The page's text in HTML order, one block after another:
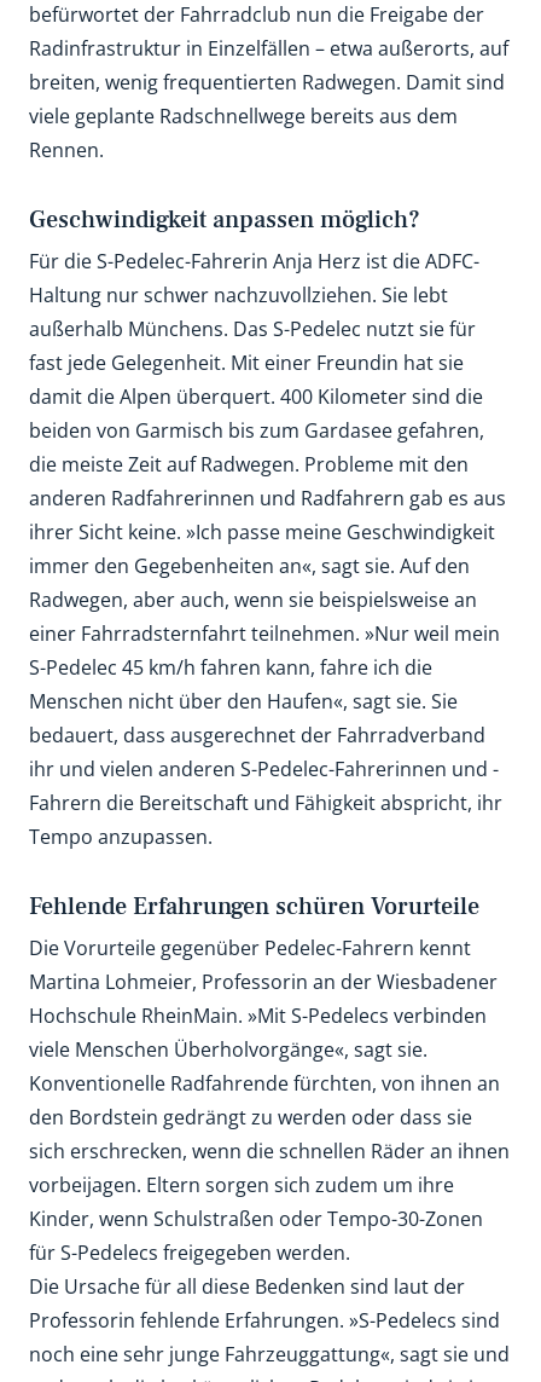
befürwortet der Fahrradclub nun die Freigabe der
Radinfrastruktur in Einzelfällen – etwa außerorts, auf
breiten, wenig frequentierten Radwegen. Damit sind
viele geplante Radschnellwege bereits aus dem
Rennen.
Geschwindigkeit anpassen möglich?
Für die S-Pedelec-Fahrerin Anja Herz ist die ADFC-
Haltung nur schwer nachzuvollziehen. Sie lebt
außerhalb Münchens. Das S-Pedelec nutzt sie für
fast jede Gelegenheit. Mit einer Freundin hat sie
damit die Alpen überquert. 400 Kilometer sind die
beiden von Garmisch bis zum Gardasee gefahren,
die meiste Zeit auf Radwegen. Probleme mit den
anderen Radfahrerinnen und Radfahrern gab es aus
ihrer Sicht keine. »Ich passe meine Geschwindigkeit
immer den Gegebenheiten an«, sagt sie. Auf den
Radwegen, aber auch, wenn sie beispielsweise an
einer Fahrradsternfahrt teilnehmen. »Nur weil mein
S-Pedelec 45 km/h fahren kann, fahre ich die
Menschen nicht über den Haufen«, sagt sie. Sie
bedauert, dass ausgerechnet der Fahrradverband
ihr und vielen anderen S-Pedelec-Fahrerinnen und -
Fahrern die Bereitschaft und Fähigkeit abspricht, ihr
Tempo anzupassen.
Fehlende Erfahrungen schüren Vorurteile
Die Vorurteile gegenüber Pedelec-Fahrern kennt
Martina Lohmeier, Professorin an der Wiesbadener
Hochschule RheinMain. »Mit S-Pedelecs verbinden
viele Menschen Überholvorgänge«, sagt sie.
Konventionelle Radfahrende fürchten, von ihnen an
den Bordstein gedrängt zu werden oder dass sie
sich erschrecken, wenn die schnellen Räder an ihnen
vorbeijagen. Eltern sorgen sich zudem um ihre
Kinder, wenn Schulstraßen oder Tempo-30-Zonen
für S-Pedelecs freigegeben werden.
Die Ursache für all diese Bedenken sind laut der
Professorin fehlende Erfahrungen. »S-Pedelecs sind
noch eine sehr junge Fahrzeuggattung«, sagt sie und